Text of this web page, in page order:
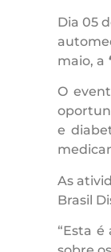
Dia 05
maio, a
O
e
As
Brasil
“Esta é